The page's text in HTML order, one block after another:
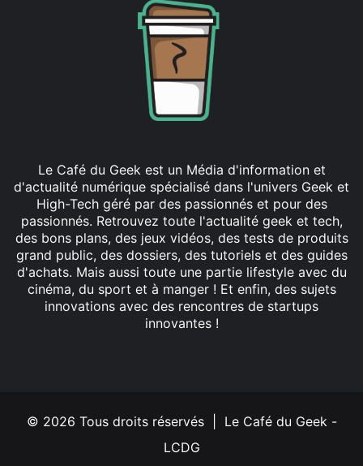
Le Café du Geek est un Média d'information et
d'actualité numérique spécialisé dans l'univers Geek et
High-Tech géré par des passionnés et pour des
passionnés. Retrouvez toute l'actualité geek et tech,
des bons plans, des jeux vidéos, des tests de produits
grand public, des dossiers, des tutoriels et des guides
d'achats. Mais aussi toute une partie lifestyle avec du
cinéma, du sport et à manger ! Et enfin, des sujets
innovations avec des rencontres de startups
innovantes !
© 2026 Tous droits réservés | Le Café du Geek -
LCDG